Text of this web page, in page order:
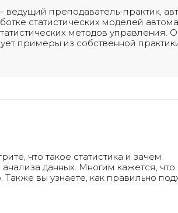
– ведущий преподаватель-практик,
статистических моделей
методов управления.
примеры из собственной
что такое статистика и зачем
данных. Многим кажется,
вы узнаете, как правильно